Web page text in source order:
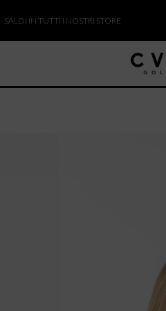
IN TUTTI I NOSTRI STORE